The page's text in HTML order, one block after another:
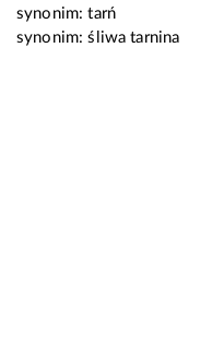
synonim:tarń
synonim:śliwa tarnina